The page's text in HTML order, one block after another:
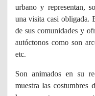
urbano y representan,
una visita casi obligada.
de sus comunidades y
autóctonos como son
etc.
Son animados en su
muestra las costumbres